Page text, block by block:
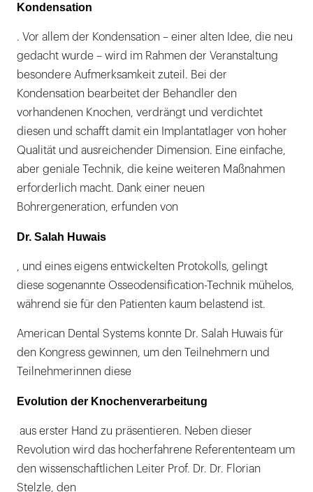
Kondensation
. Vor allem der Kondensation – einer alten Idee, die neu
gedacht wurde – wird im Rahmen der Veranstaltung
besondere Aufmerksamkeit zuteil. Bei der
Kondensation bearbeitet der Behandler den
vorhandenen Knochen, verdrängt und verdichtet
diesen und schafft damit ein Implantatlager von hoher
Qualität und ausreichender Dimension. Eine einfache,
aber geniale Technik, die keine weiteren Maßnahmen
erforderlich macht. Dank einer neuen
Bohrergeneration, erfunden von
Dr. Salah Huwais
, und eines eigens entwickelten Protokolls, gelingt
diese sogenannte Osseodensification-Technik mühelos,
während sie für den Patienten kaum belastend ist.
American Dental Systems konnte Dr. Salah Huwais für
den Kongress gewinnen, um den Teilnehmern und
Teilnehmerinnen diese
Evolution der Knochenverarbeitung
aus erster Hand zu präsentieren. Neben dieser
Revolution wird das hocherfahrene Referententeam um
den wissenschaftlichen Leiter Prof. Dr. Dr. Florian
Stelzle, den